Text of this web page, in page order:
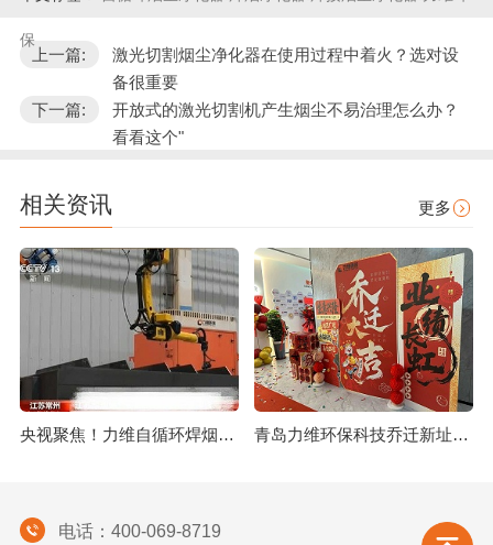
保
上一篇:
激光切割烟尘净化器在使用过程中着火？选对设
备很重要
下一篇:
开放式的激光切割机产生烟尘不易治理怎么办？
看看这个"
相关资讯 更多
央视聚焦！力维自循环焊烟净化器助力变压器巨头打造绿色智造新标杆 青岛力维环保科技乔迁新址：启航绿色发展新征程
电话：400-069-8719